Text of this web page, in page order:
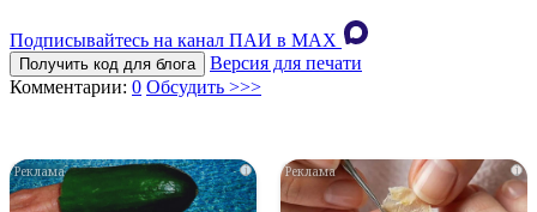
Подписывайтесь на канал ПАИ в MAХ
Получить код для блога
Версия для печати
Комментарии: 0 Обсудить >>>
i i